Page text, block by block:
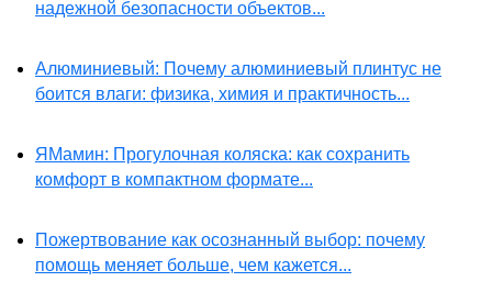
надежной безопасности объектов...
Алюминиевый: Почему алюминиевый плинтус не
боится влаги: физика, химия и практичность...
ЯМамин: Прогулочная коляска: как сохранить
комфорт в компактном формате...
Пожертвование как осознанный выбор: почему
помощь меняет больше, чем кажется...